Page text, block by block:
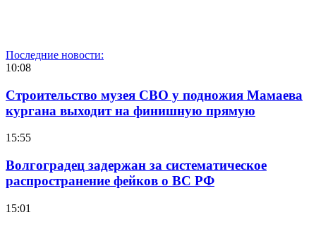
Последние новости:
10:08
Строительство музея СВО у подножия Мамаева
кургана выходит на финишную прямую
15:55
Волгоградец задержан за систематическое
распространение фейков о ВС РФ
15:01